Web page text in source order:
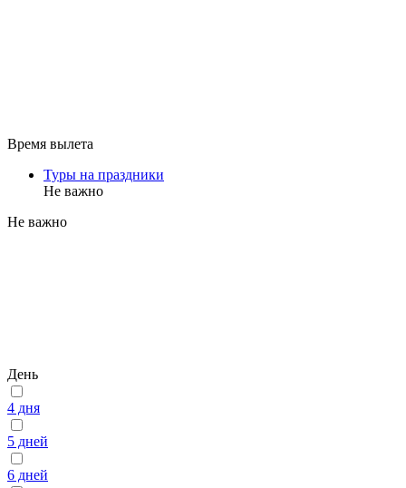
Время вылета
Туры на праздники
Не важно
Не важно
День
4 дня
5 дней
6 дней